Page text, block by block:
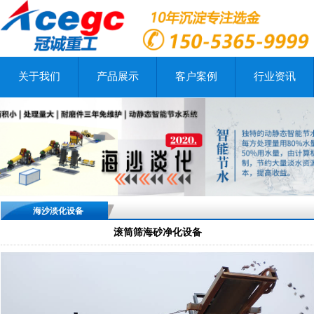
关于我们 产品展示 客户案例 行业资讯
海沙淡化设备
滚筒筛海砂净化设备